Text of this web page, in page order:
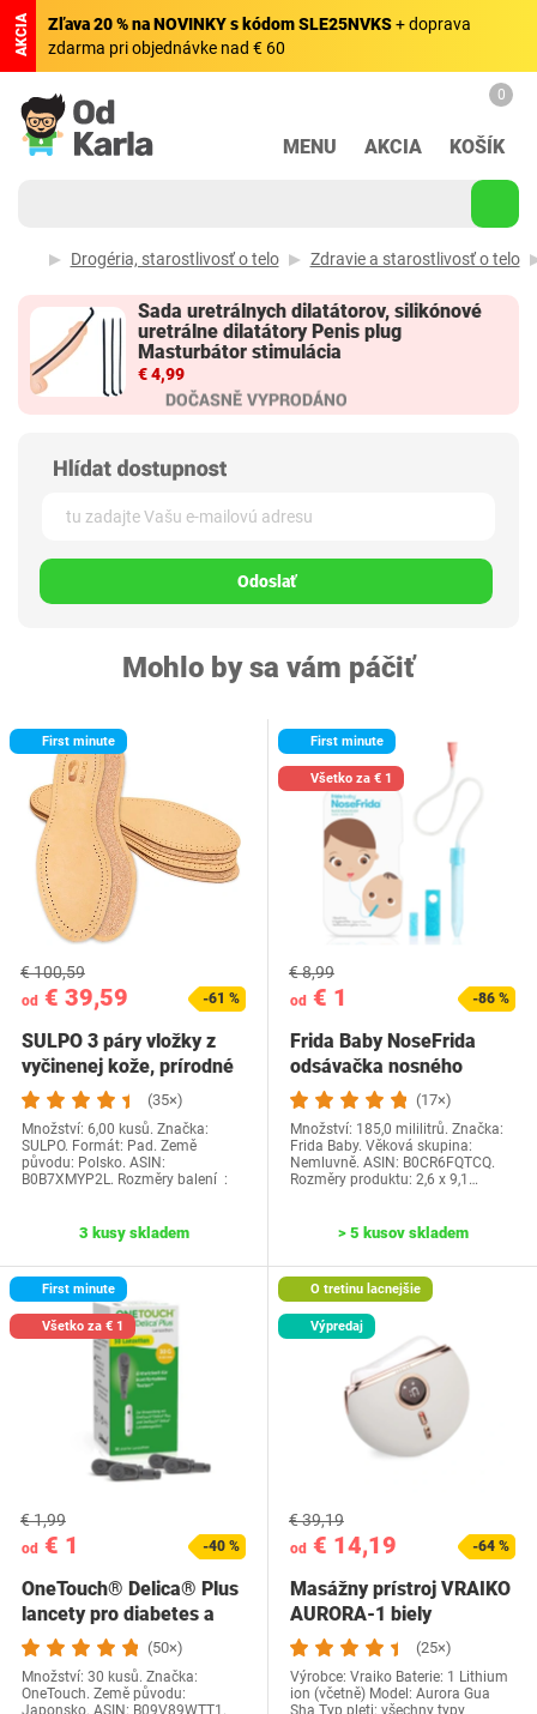
AKCIA Zľava 20 % na NOVINKY s kódom SLE25NVKS+ doprava
zdarma pri objednávke nad € 60
MENU AKCIA
0
KOŠÍK
Drogéria, starostlivosť o telo Zdravie a starostlivosť o telo
Sada uretrálnych dilatátorov, silikónové
uretrálne dilatátory Penis plug
Masturbátor stimulácia
€ 4,99
Odoslať
Mohlo by sa vám páčiť
First minute
od € 39,59
€ 100,59
-61 %
SULPO 3 páry vložky z
vyčinenej kože, prírodné
korkové…
(35×)
Množství: 6,00 kusů. Značka:
SULPO. Formát: Pad. Země
původu: Polsko. ASIN:
B0B7XMYP2L. Rozměry balení ‏ :
3 kusy skladem
First minute
Všetko za € 1
od € 1
€ 8,99
-86 %
Frida Baby NoseFrida
odsávačka nosného
sekrétu, vrátane 4…
(17×)
Množství: 185,0 mililitrů. Značka:
Frida Baby. Věková skupina:
Nemluvně. ASIN: B0CR6FQTCQ.
Rozměry produktu: 2,6 x 9,1…
> 5 kusov skladem
First minute
Všetko za € 1
od € 1
€ 1,99
-40 %
OneTouch® Delica® Plus
lancety pro diabetes a
měření…
(50×)
Množství: 30 kusů. Značka:
OneTouch. Země původu:
O tretinu lacnejšie
Výpredaj
od € 14,19
€ 39,19
-64 %
Masážny prístroj VRAIKO
AURORA-1 biely
(25×)
Výrobce: Vraiko Baterie: 1 Lithium
ion (včetně) Model: Aurora Gua